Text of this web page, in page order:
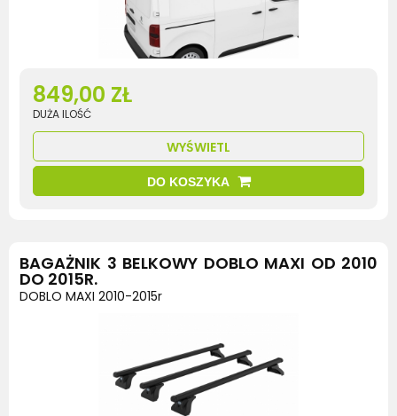
849,00 ZŁ
DUŻA ILOŚĆ
WYŚWIETL
DO KOSZYKA
BAGAŻNIK 3 BELKOWY DOBLO MAXI OD 2010
DO 2015R.
DOBLO MAXI 2010-2015r